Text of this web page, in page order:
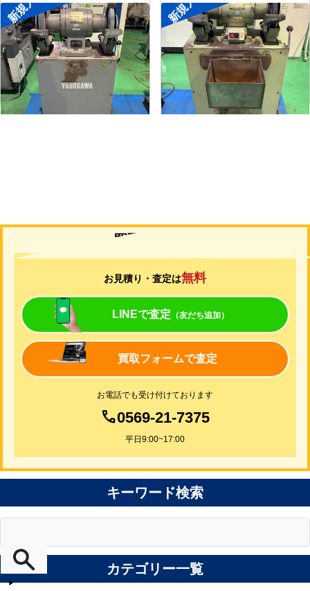
両頭グラインダー
メーカー 淀川電機
形 FG-255T
年
両頭グラインダー
メーカー 淀川電機
式 FG-205T
年 式
買取について
お見積り・査定は無料
LINEで査定 （友だち追加）
買取フォームで査定
お電話でも受け付けております
0569-21-7375
平日9:00~17:00
キーワード検索
カテゴリー一覧